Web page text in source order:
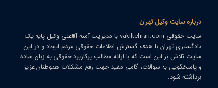
درباره سایت وکیل تهران
سایت حقوقی vakiltehran.comبا مدیریتآمنه آقاعلی وکیل پایه یک
دادگستری تهران با هدف گسترش اطلاعات حقوقی مردم ایجاد و در این
سایت تلاش بر این است که با ارائه مطالب پرکاربرد حقوقی به زبان ساده
و پاسخگویی به سوالات، گامی مفید جهت رفع مشکلات هموطنان عزیز
برداشته شود.